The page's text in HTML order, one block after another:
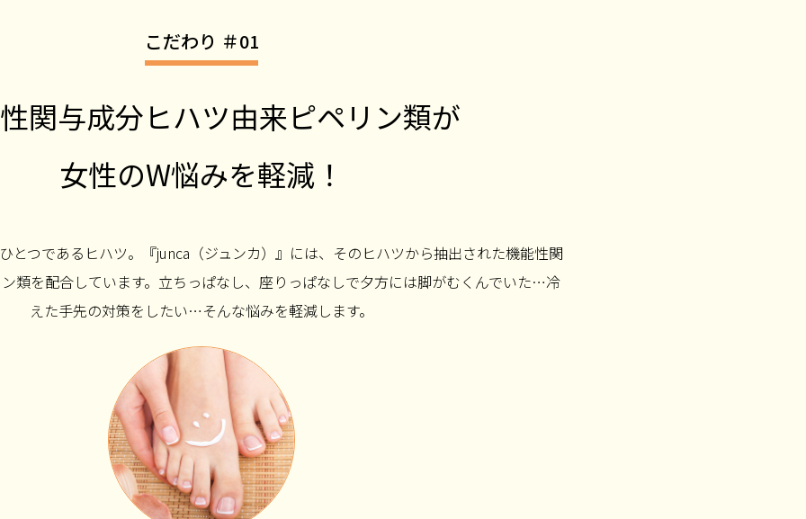
こだわり ＃01
関与成分ヒハツ由来ピペリン類が
女性のW悩みを軽減！
とつであるヒハツ。『junca（ジュンカ）』には、そのヒハツから抽出された機能性関
類を配合しています。立ちっぱなし、座りっぱなしで夕方には脚がむくんでいた…冷
えた手先の対策をしたい…そんな悩みを軽減します。